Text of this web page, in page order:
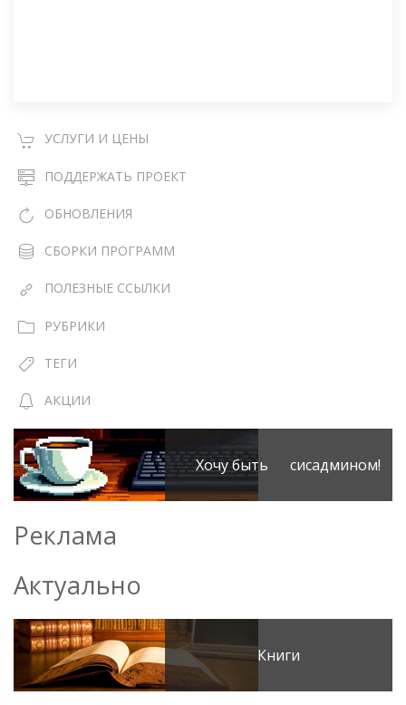
УСЛУГИ И ЦЕНЫ
ПОДДЕРЖАТЬ ПРОЕКТ
ОБНОВЛЕНИЯ
СБОРКИ ПРОГРАММ
ПОЛЕЗНЫЕ ССЫЛКИ
РУБРИКИ
ТЕГИ
АКЦИИ
Хочу быть сисадмином!
Реклама
Актуально
Книги